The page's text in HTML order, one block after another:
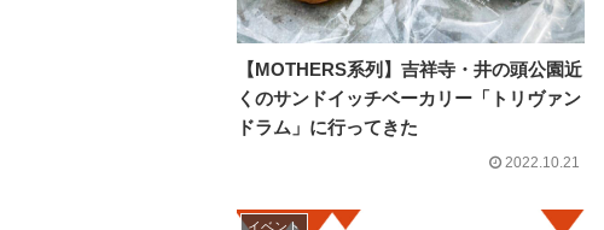
【MOTHERS系列】吉祥寺・井の頭公園近
くのサンドイッチベーカリー「トリヴァン
ドラム」に行ってきた
2022.10.21
イベント